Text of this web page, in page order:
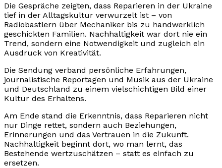
Die Gespräche zeigten, dass Reparieren in der Ukraine
tief in der Alltagskultur verwurzelt ist – von
Radiobastlern über Mechaniker bis zu handwerklich
geschickten Familien. Nachhaltigkeit war dort nie ein
Trend, sondern eine Notwendigkeit und zugleich ein
Ausdruck von Kreativität.
Die Sendung verband persönliche Erfahrungen,
journalistische Reportagen und Musik aus der Ukraine
und Deutschland zu einem vielschichtigen Bild einer
Kultur des Erhaltens.
Am Ende stand die Erkenntnis, dass Reparieren nicht
nur Dinge rettet, sondern auch Beziehungen,
Erinnerungen und das Vertrauen in die Zukunft.
Nachhaltigkeit beginnt dort, wo man lernt, das
Bestehende wertzuschätzen – statt es einfach zu
ersetzen.